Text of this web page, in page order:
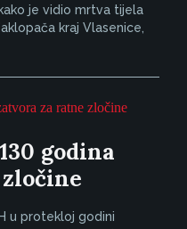
je vidio mrtva tijela
kraj Vlasenice,
godina
u protekloj godini